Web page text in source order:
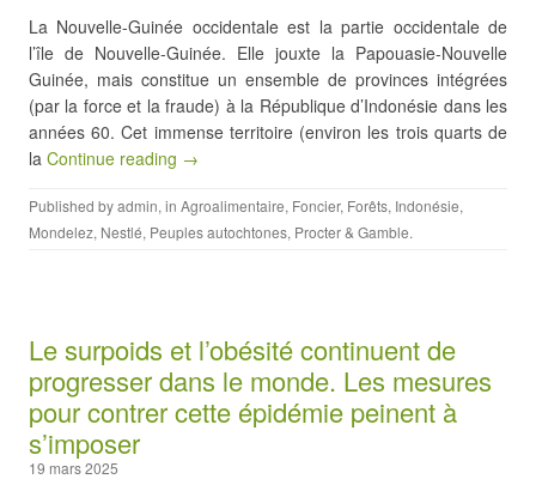
La Nouvelle-Guinée occidentale est la partie occidentale de
l’île de Nouvelle-Guinée. Elle jouxte la Papouasie-Nouvelle
Guinée, mais constitue un ensemble de provinces intégrées
(par la force et la fraude) à la République d’Indonésie dans les
années 60. Cet immense territoire (environ les trois quarts de
la Continue reading →
Published byadmin, in Agroalimentaire, Foncier, Forêts, Indonésie,
Mondelez, Nestlé, Peuples autochtones, Procter & Gamble.
Le surpoids et l’obésité continuent de
progresser dans le monde. Les mesures
pour contrer cette épidémie peinent à
s’imposer
19 mars 2025